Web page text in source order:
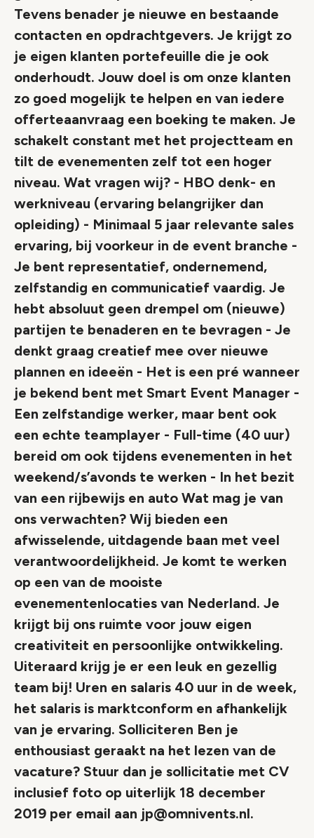
Tevens benader je nieuwe en bestaande
contacten en opdrachtgevers. Je krijgt zo
je eigen klanten portefeuille die je ook
onderhoudt. Jouw doel is om onze klanten
zo goed mogelijk te helpen en van iedere
offerteaanvraag een boeking te maken. Je
schakelt constant met het projectteam en
tilt de evenementen zelf tot een hoger
niveau. Wat vragen wij? - HBO denk- en
werkniveau (ervaring belangrijker dan
opleiding) - Minimaal 5 jaar relevante sales
ervaring, bij voorkeur in de event branche -
Je bent representatief, ondernemend,
zelfstandig en communicatief vaardig. Je
hebt absoluut geen drempel om (nieuwe)
partijen te benaderen en te bevragen - Je
denkt graag creatief mee over nieuwe
plannen en ideeën - Het is een pré wanneer
je bekend bent met Smart Event Manager -
Een zelfstandige werker, maar bent ook
een echte teamplayer - Full-time (40 uur)
bereid om ook tijdens evenementen in het
weekend/s’avonds te werken - In het bezit
van een rijbewijs en auto Wat mag je van
ons verwachten? Wij bieden een
afwisselende, uitdagende baan met veel
verantwoordelijkheid. Je komt te werken
op een van de mooiste
evenementenlocaties van Nederland. Je
krijgt bij ons ruimte voor jouw eigen
creativiteit en persoonlijke ontwikkeling.
Uiteraard krijg je er een leuk en gezellig
team bij! Uren en salaris 40 uur in de week,
het salaris is marktconform en afhankelijk
van je ervaring. Solliciteren Ben je
enthousiast geraakt na het lezen van de
vacature? Stuur dan je sollicitatie met CV
inclusief foto op uiterlijk 18 december
2019 per email aan jp@omnivents.nl.